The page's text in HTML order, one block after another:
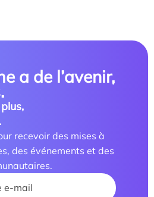
a de l’avenir,
recevoir des mises à
des événements et des